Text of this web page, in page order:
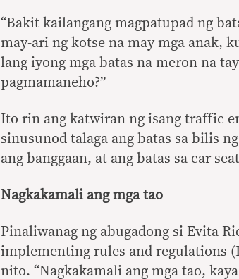
“Bakit kailangang magpatupad ng
may-ari ng kotse na may mga anak,
lang iyong mga batas na meron na
pagmamaneho?”
Ito rin ang katwiran ng isang traffic
sinusunod talaga ang batas sa bilis
ang banggaan, at ang batas sa car
Nagkakamali ang mga tao
Pinaliwanag ng abugadong si Evita
implementing rules and regulations
nito. “Nagkakamali ang mga tao,